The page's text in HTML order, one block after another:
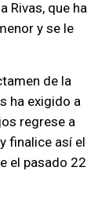
Rivas, que ha
y se le
de la
ha exigido a
regrese a
finalice así el
el pasado 22